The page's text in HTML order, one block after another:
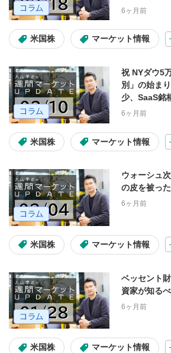
6ヶ月前
米国株 マーケット情報
祝 NYダウ5
別」の始ま
少、SaaS銘
6ヶ月前
米国株 マーケット情報
ウォーシュ
の皮を被っ
6ヶ月前
米国株 マーケット情報
ベッセント
資家が知る
6ヶ月前
米国株 マーケット情報